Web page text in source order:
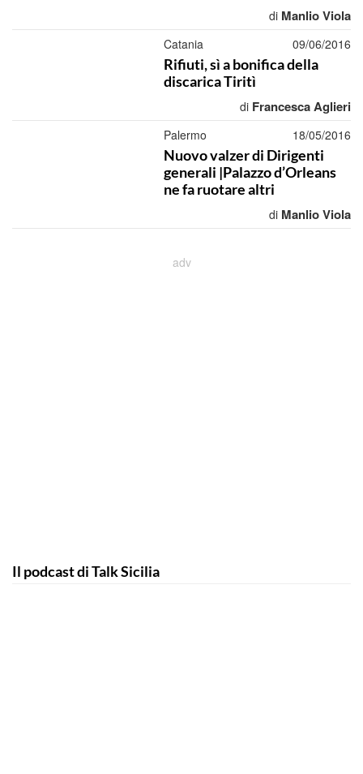
di Manlio Viola
Catania 09/06/2016
Rifiuti, sì a bonifica della
discarica Tiritì
di Francesca Aglieri
Palermo 18/05/2016
Nuovo valzer di Dirigenti
generali |Palazzo d’Orleans
ne fa ruotare altri
di Manlio Viola
Il podcast di Talk Sicilia